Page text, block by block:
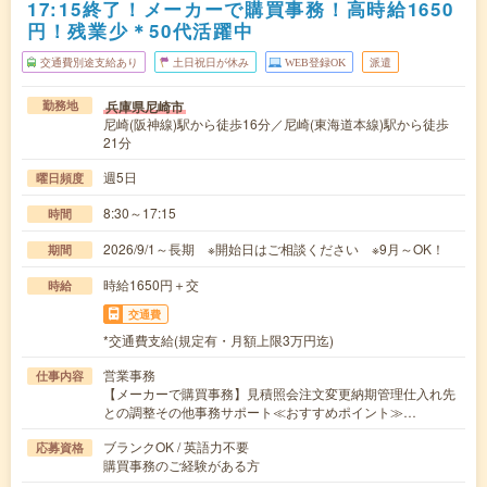
17:15終了！メーカーで購買事務！高時給1650
円！残業少＊50代活躍中
交通費別途支給あり 土日祝日が休み WEB登録OK 派遣
勤務地 兵庫県尼崎市
尼崎(阪神線)駅から徒歩16分／尼崎(東海道本線)駅から徒歩
21分
曜日頻度 週5日
時間 8:30～17:15
期間 2026/9/1～長期 ※開始日はご相談ください ※9月～OK！
時給 時給1650円＋交
交通費
*交通費支給(規定有・月額上限3万円迄)
仕事内容
営業事務
【メーカーで購買事務】見積照会注文変更納期管理仕入れ先
との調整その他事務サポート≪おすすめポイント≫…
応募資格
ブランクOK / 英語力不要
購買事務のご経験がある方